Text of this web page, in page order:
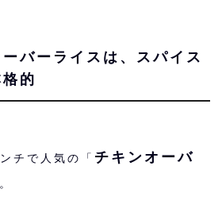
バーライスは、スパイス
的
チで人気の「 チキンオーバ